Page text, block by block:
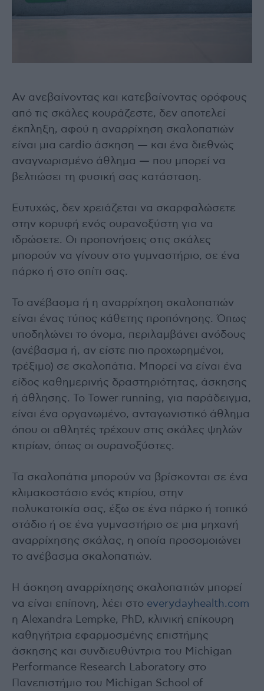
Αν ανεβαίνοντας και κατεβαίνοντας ορόφους
από τις σκάλες κουράζεστε, δεν αποτελεί
έκπληξη, αφού η αναρρίχηση σκαλοπατιών
είναι μια cardio άσκηση — και ένα διεθνώς
αναγνωρισμένο άθλημα — που μπορεί να
βελτιώσει τη φυσική σας κατάσταση.
Ευτυχώς, δεν χρειάζεται να σκαρφαλώσετε
στην κορυφή ενός ουρανοξύστη για να
ιδρώσετε. Οι προπονήσεις στις σκάλες
μπορούν να γίνουν στο γυμναστήριο, σε ένα
πάρκο ή στο σπίτι σας.
Το ανέβασμα ή η αναρρίχηση σκαλοπατιών
είναι ένας τύπος κάθετης προπόνησης. Όπως
υποδηλώνει το όνομα, περιλαμβάνει ανόδους
(ανέβασμα ή, αν είστε πιο προχωρημένοι,
τρέξιμο) σε σκαλοπάτια. Μπορεί να είναι ένα
είδος καθημερινής δραστηριότητας, άσκησης
ή άθλησης. Το Tower running, για παράδειγμα,
είναι ένα οργανωμένο, ανταγωνιστικό άθλημα
όπου οι αθλητές τρέχουν στις σκάλες ψηλών
κτιρίων, όπως οι ουρανοξύστες.
Τα σκαλοπάτια μπορούν να βρίσκονται σε ένα
κλιμακοστάσιο ενός κτιρίου, στην
πολυκατοικία σας, έξω σε ένα πάρκο ή τοπικό
στάδιο ή σε ένα γυμναστήριο σε μια μηχανή
αναρρίχησης σκάλας, η οποία προσομοιώνει
το ανέβασμα σκαλοπατιών.
Η άσκηση αναρρίχησης σκαλοπατιών μπορεί
να είναι επίπονη, λέει στο everydayhealth.com
η Alexandra Lempke, PhD, κλινική επίκουρη
καθηγήτρια εφαρμοσμένης επιστήμης
άσκησης και συνδιευθύντρια του Michigan
Performance Research Laboratory στο
Πανεπιστήμιο του Michigan School of